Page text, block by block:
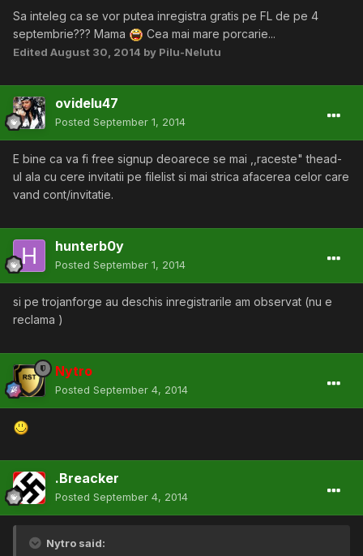
Sa inteleg ca se vor putea inregistra gratis pe FL de pe 4
septembrie??? Mama
Cea mai mare porcarie...
Edited August 30, 2014 by Pilu-Nelutu
ovidelu47
Posted September 1, 2014
E bine ca va fi free signup deoarece se mai ,,raceste" thead-
ul ala cu cere invitatii pe filelist si mai strica afacerea celor care
vand cont/invitatie.
hunterb0y
Posted September 1, 2014
si pe trojanforge au deschis inregistrarile am observat (nu e
reclama )
Nytro
Posted September 4, 2014
.Breacker
Posted September 4, 2014
Nytro said: